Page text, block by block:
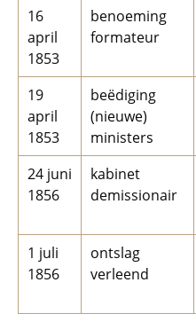
16
april
1853
benoeming
formateur
19
april
1853
beëdiging
(nieuwe)
ministers
24 juni
1856
kabinet
demissionair
1 juli
1856
ontslag
verleend